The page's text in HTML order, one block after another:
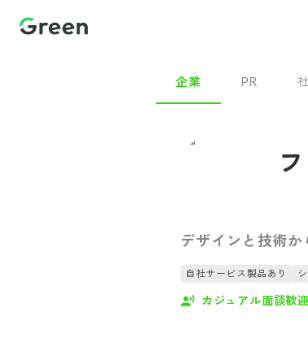
企業 PR
デザインと技術か
自社サービス製品あり
カジュアル面談歓迎